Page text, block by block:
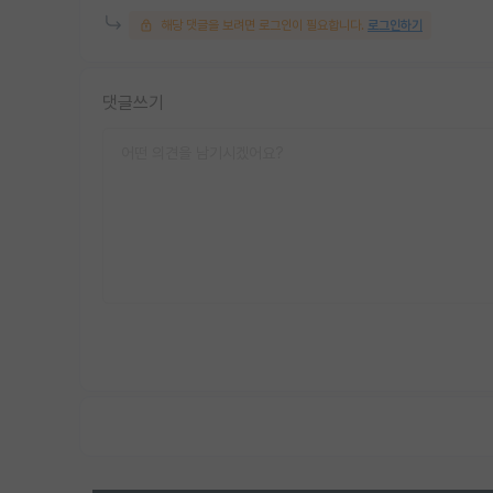
해당 댓글을 보려면 로그인이 필요합니다. 로그인하기
댓글쓰기